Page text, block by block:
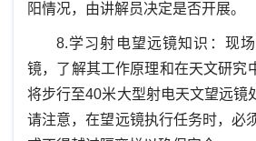
阳情况，由讲解员决定是否开展。
8.学习射电望远镜知识：现
镜，了解其工作原理和在天文研究
将步行至40米大型射电天文望远镜
请注意，在望远镜执行任务时，必